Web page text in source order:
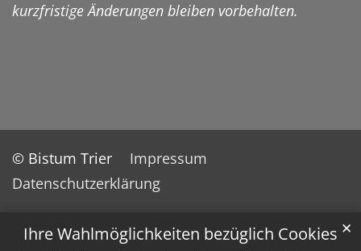
Ihre Wahlmöglichkeiten bezüglich Cookies ✕
kurzfristige Änderungen bleiben vorbehalten.
© Bistum Trier
Impressum
Datenschutzerklärung